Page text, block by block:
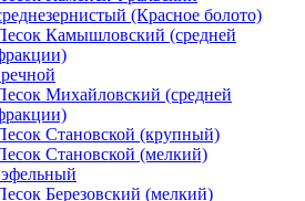
(Красное болото)
Камышловский (средней
Михайловский (средней
Становской (крупный)
Становской (мелкий)
Березовский (мелкий)